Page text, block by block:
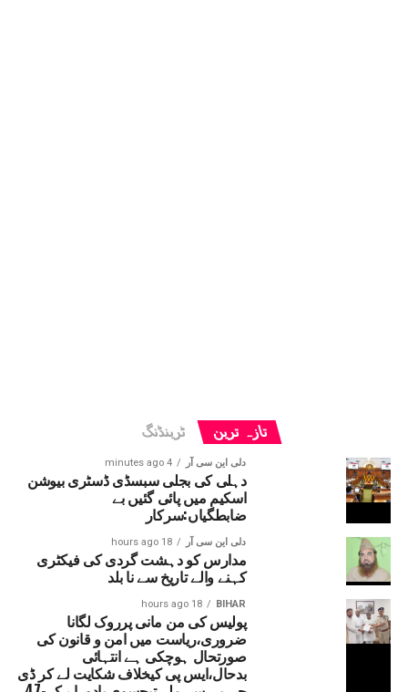
تازہ ترین ٹرینڈنگ
دلی این سی آر 4 minutes ago
دہلی کی بجلی سبسڈی ڈسٹری بیوشن
اسکیم میں پائی گئیں بے
ضابطگیاں:سرکار
دلی این سی آر 18 hours ago
مدارس کو دہشت گردی کی فیکٹری
کہنے والے تاریخ سے نا بلد
BIHAR
18 hours ago
پولیس کی من مانی پرروک لگانا
ضروری،ریاست میں امن و قانون کی
صورتحال ہوچکی ہے انتہائی
بدحال،ایس پی کیخلاف شکایت لے کر ڈی